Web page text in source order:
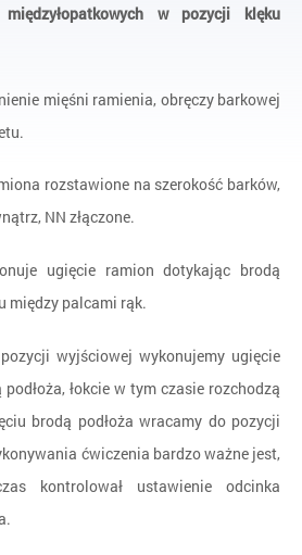
międzyłopatkowych w pozycji klęku
mięśni ramienia, obręczy barkowej
rozstawione na szerokość barków,
NN złączone.
ugięcie ramion dotykając brodą
między palcami rąk.
wyjściowej wykonujemy ugięcie
łokcie w tym czasie rozchodzą
brodą podłoża wracamy do pozycji
ćwiczenia bardzo ważne jest,
kontrolował ustawienie odcinka